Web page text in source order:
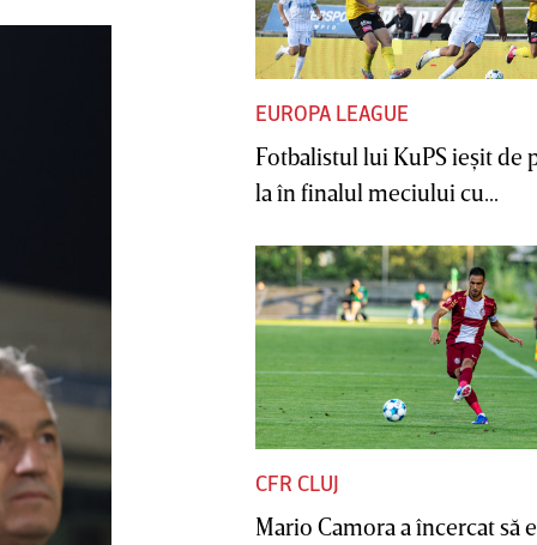
EUROPA LEAGUE
Fotbalistul lui KuPS ieşit de
la în finalul meciului cu...
CFR CLUJ
Mario Camora a încercat să